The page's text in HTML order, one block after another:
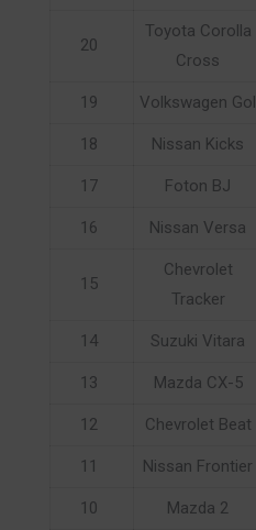
20
Toyota Corolla
Cross
19 Volkswagen Gol
18 Nissan Kicks
17 Foton BJ
16 Nissan Versa
15
Chevrolet
Tracker
14 Suzuki Vitara
13 Mazda CX-5
12 Chevrolet Beat
11 Nissan Frontier
10 Mazda 2